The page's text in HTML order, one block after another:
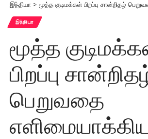
இந்தியா > மூத்த குடிமக்கள் பிறப்பு சான்றிதழ் பெறுவதை
இந்தியா
மூத்த
பிறப்பு
பெறுவதை
எளிமையாக்கிய